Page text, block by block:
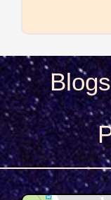
Blogs